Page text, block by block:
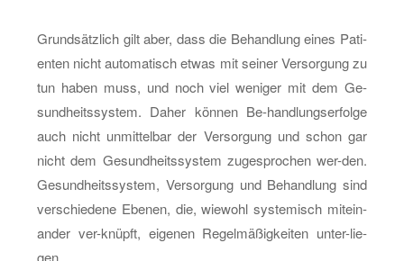
Grund­sätz­lich gilt aber, dass die Be­hand­lung eines Pa­ti­
en­ten nicht au­to­ma­tisch etwas mit sei­ner Ver­sor­gung zu
tun haben muss, und noch viel we­ni­ger mit dem Ge­
sund­heits­sys­tem. Daher kön­nen Be-hand­lungs­er­fol­ge
auch nicht un­mit­tel­bar der Ver­sor­gung und schon gar
nicht dem Ge­sund­heits­sys­tem zu­ge­spro­chen wer-den.
Ge­sund­heits­sys­tem, Ver­sor­gung und Be­hand­lung sind
ver­schie­de­ne Ebe­nen, die, wie­wohl sys­te­misch mit­ein­
an­der ver-knüpft, ei­ge­nen Re­gel­mä­ßig­kei­ten un­ter-lie­
gen.